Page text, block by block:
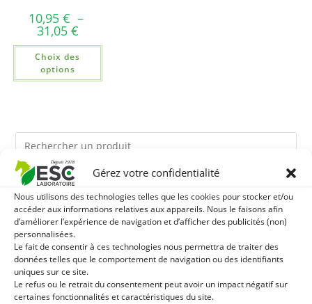
Gérez votre confidentialité
Nous utilisons des technologies telles que les cookies pour stocker et/ou
accéder aux informations relatives aux appareils. Nous le faisons afin
d’améliorer l’expérience de navigation et d’afficher des publicités (non)
personnalisées.
Le fait de consentir à ces technologies nous permettra de traiter des
données telles que le comportement de navigation ou des identifiants
uniques sur ce site.
Le refus ou le retrait du consentement peut avoir un impact négatif sur
certaines fonctionnalités et caractéristiques du site.
10,95 € –
31,05 €
Choix des
options
Ils pourraient vous plaire
1 LEVURE ACTIVE + - PROBIOTIQUE CHEVAL - FLORE
INTESTINALE ET DIGESTION
2 TERRE DE DIATOMEE - PARASITES EXTERNES CHEVAL
3 HUILE D'ALGUES - OMEGA 3 CHEVAL - DHA ET EPA